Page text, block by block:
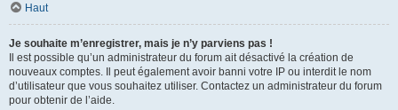
Haut
Je souhaite m’enregistrer, mais je n’y parviens pas !
Il est possible qu’un administrateur du forum ait désactivé la création de
nouveaux comptes. Il peut également avoir banni votre IP ou interdit le nom
d’utilisateur que vous souhaitez utiliser. Contactez un administrateur du forum
pour obtenir de l’aide.